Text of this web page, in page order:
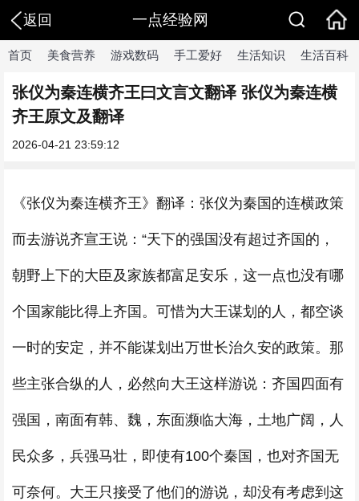
返回 一点经验网
首页 美食营养 游戏数码 手工爱好 生活知识 生活百科
张仪为秦连横齐王曰文言文翻译 张仪为秦连横
齐王原文及翻译
2026-04-21 23:59:12
《张仪为秦连横齐王》翻译：张仪为秦国的连横政策
而去游说齐宣王说：“天下的强国没有超过齐国的，
朝野上下的大臣及家族都富足安乐，这一点也没有哪
个国家能比得上齐国。可惜为大王谋划的人，都空谈
一时的安定，并不能谋划出万世长治久安的政策。那
些主张合纵的人，必然向大王这样游说：齐国四面有
强国，南面有韩、魏，东面濒临大海，土地广阔，人
民众多，兵强马壮，即使有100个秦国，也对齐国无
可奈何。大王只接受了他们的游说，却没有考虑到这